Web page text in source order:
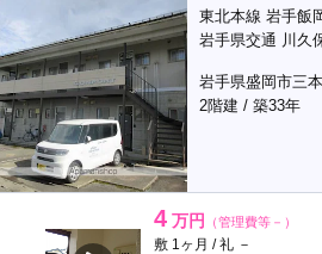
東北本線 岩手飯
岩手県交通 川久
岩手県盛岡市三
2階建 / 築33年
4 万円 （管理費等－）
敷 1ヶ月 / 礼 －